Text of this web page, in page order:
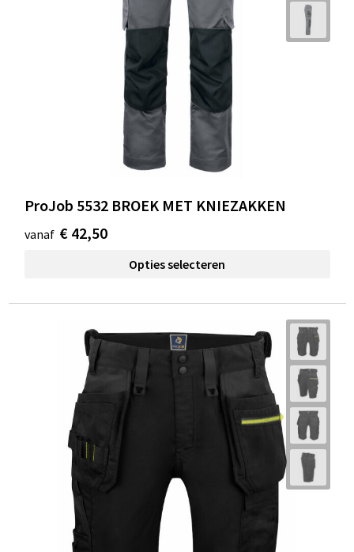
ProJob 5532 BROEK MET KNIEZAKKEN
vanaf € 42,50
Opties selecteren